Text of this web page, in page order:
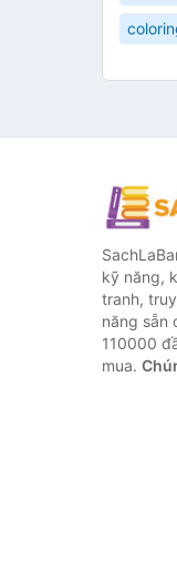
kỹ năng,
tranh,
năng sẵn
110000
mua.